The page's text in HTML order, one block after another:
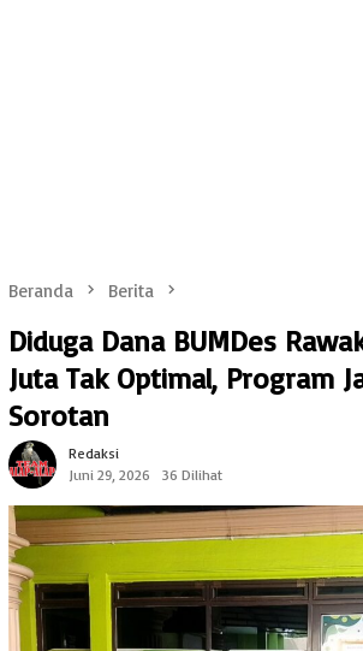
Beranda Berita
Diduga Dana BUMDes
Juta Tak Optimal, Program
Sorotan
Redaksi
Juni 29, 2026
36 Dilihat